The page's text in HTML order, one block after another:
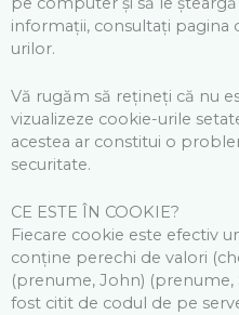
informații, consultați pagina
urilor.
Vă rugăm să rețineți că nu
vizualizeze cookie-urile
acestea ar constitui o
securitate.
CE ESTE ÎN COOKIE?
Fiecare cookie este efectiv
conține perechi de valori
(prenume, John) (prenume,
fost citit de codul de pe